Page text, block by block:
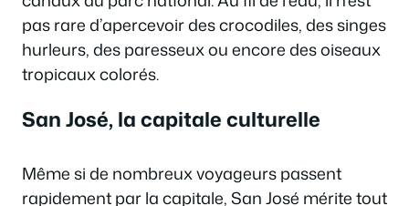
pas rare d’apercevoir des crocodiles, des singes
hurleurs, des paresseux ou encore des oiseaux
tropicaux colorés.
San José, la capitale culturelle
Même si de nombreux voyageurs passent
rapidement par la capitale, San José mérite tout